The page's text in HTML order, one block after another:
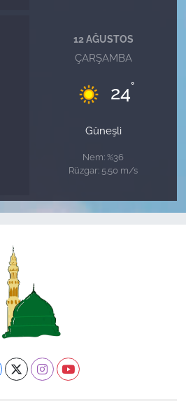
12 AĞUSTOS
ÇARŞAMBA
24°
Güneşli
Nem: %36
Rüzgar: 5.50 m/s